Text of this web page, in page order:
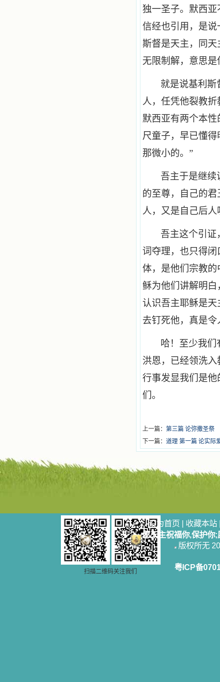
独一圣子。默西
信经也引用，是
斯督是天主，同
无限制解，意思
就是说基利斯
人，任凭他裂教
默西亚有两个本
尺童子，早已懂
那微小的。”
吾主于是继续
的至尊，自己的
人，又是自己后
吾主这个引证
词夺理，也只得
体，是他们宗教
稣为他们讲解明
认识吾主耶稣是
去钉死他，真是令
哈！至少我们
洪恩，已经领洗
行事发显我们是
们。
上一篇： 第三篇 论弥撒圣祭
下一篇： 道理 第一篇 论实际
扫描二维码关注我们
设为首页 | 收藏本站
愿天主祝福你,保护你
版权所无
粤ICP备